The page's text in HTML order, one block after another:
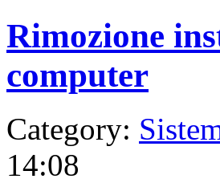
Rimozione
computer
Category:
14:08